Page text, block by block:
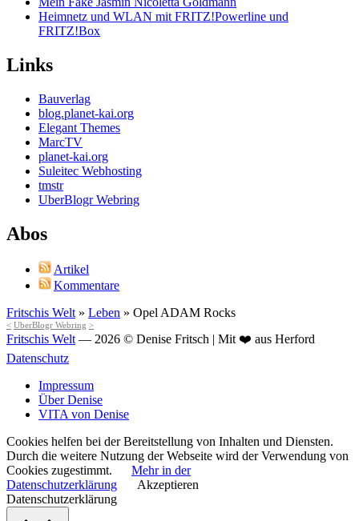
Heimnetz und WLAN mit FRITZ!Powerline und
FRITZ!Box
Links
Bauverlag
blog.planet-kai.org
Elegant Themes
MarcTV
planet-kai.org
Suleitec Webhosting
tmstr
UberBlogr Webring
Abos
Artikel
Kommentare
Fritschis Welt » Leben » Opel ADAM Rocks
< UberBlogr Webring >
Fritschis Welt — 2026 © Denise Fritsch | Mit ❤️ aus Herford
Datenschutz
Impressum
Über Denise
VITA von Denise
Cookies helfen bei der Bereitstellung von Inhalten und Diensten.
Durch die weitere Nutzung der Webseite wird der Verwendung von
Cookies zugestimmt.
Mehr in der
Datenschutzerklärung
Akzeptieren
Datenschutzerklärung